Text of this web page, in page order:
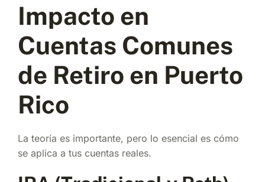
Impacto en
Cuentas Comunes
de Retiro en Puerto
Rico
La teoría es importante, pero lo esencial es cómo
se aplica a tus cuentas reales.